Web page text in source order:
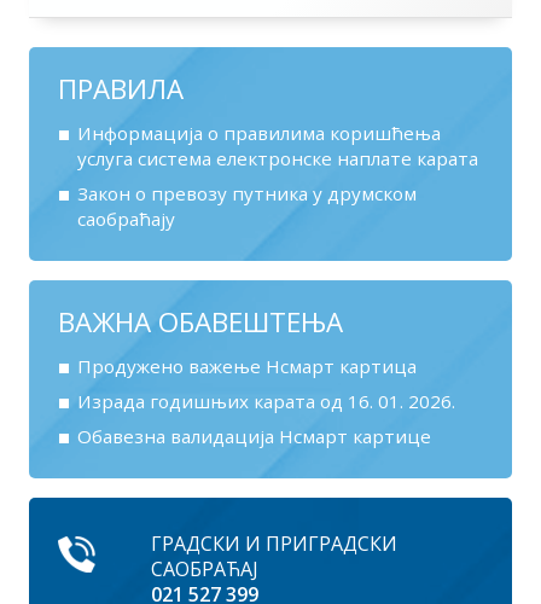
...
ПРАВИЛА
Информација о правилима коришћења
услуга система електронске наплате карата
Закон о превозу путника у друмском
саобраћају
ВАЖНА ОБАВЕШТЕЊА
Продужено важење Нсмарт картица
Израда годишњих карата од 16. 01. 2026.
Обавезна валидација Нсмарт картице
ГРАДСКИ И ПРИГРАДСКИ
САОБРАЋАЈ
021 527 399